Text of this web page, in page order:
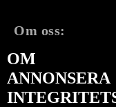
Om oss:
OM
ANNONSERA